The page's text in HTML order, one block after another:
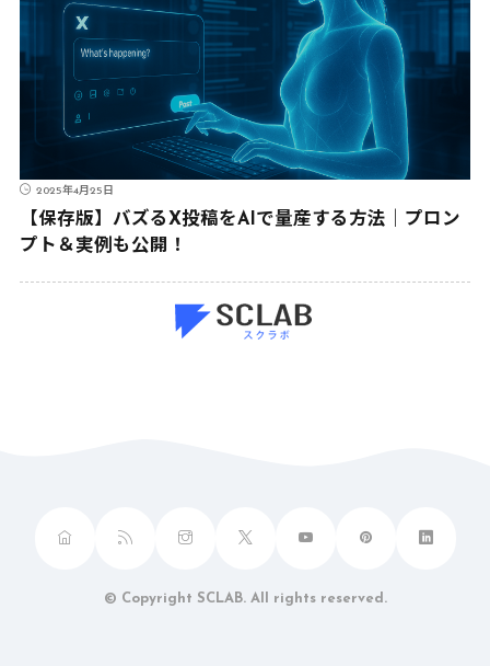
2025年4月25日
【保存版】バズるX投稿をAIで量産する方法｜プロン
プト＆実例も公開！
© Copyright SCLAB. All rights reserved.